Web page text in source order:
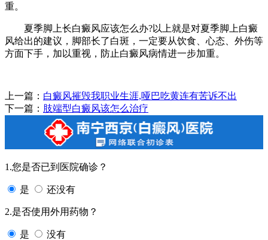
重。
夏季脚上长白癜风应该怎么办?以上就是对夏季脚上白癜
风给出的建议，脚部长了白斑，一定要从饮食、心态、外伤等
方面下手，加以重视，防止白癜风病情进一步加重。
上一篇： 白癜风摧毁我职业生涯,哑巴吃黄连有苦诉不出
下一篇： 肢端型白癜风该怎么治疗
1.您是否已到医院确诊？
是 还没有
2.是否使用外用药物？
是 没有